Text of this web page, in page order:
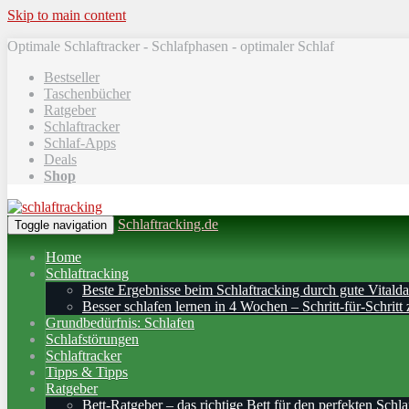
Skip to main content
Optimale Schlaftracker - Schlafphasen - optimaler Schlaf
Bestseller
Taschenbücher
Ratgeber
Schlaftracker
Schlaf-Apps
Deals
Shop
Toggle navigation Schlaftracking.de
Home
Schlaftracking
Beste Ergebnisse beim Schlaftracking durch gute
Besser schlafen lernen in 4 Wochen – Schritt‑für‑Schritt
Grundbedürfnis: Schlafen
Schlafstörungen
Schlaftracker
Tipps & Tipps
Ratgeber
Bett-Ratgeber – das richtige Bett für den perfekten